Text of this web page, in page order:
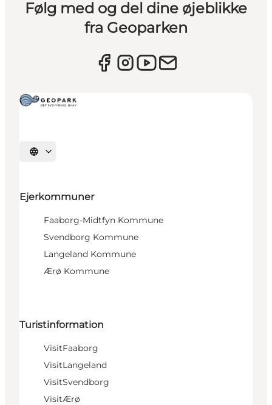
Følg med og del dine øjeblikke
fra Geoparken
Vælg sprog
Ejerkommuner
Faaborg-Midtfyn Kommune
Svendborg Kommune
Langeland Kommune
Ærø Kommune
Turistinformation
VisitFaaborg
VisitLangeland
VisitSvendborg
VisitÆrø